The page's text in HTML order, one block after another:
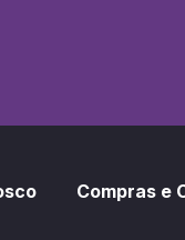
Compras e